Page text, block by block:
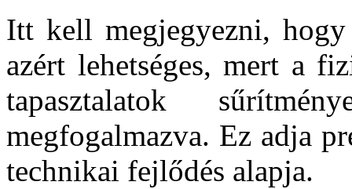
Itt kell megjegyezni,
azért lehetséges, mert a
tapasztalatok
megfogalmazva. Ez adja
technikai fejlődés alapja.